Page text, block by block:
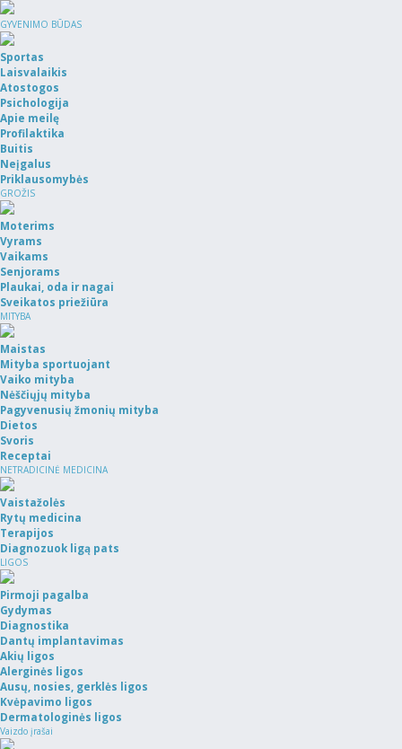
GYVENIMO BŪDAS
Sportas
Laisvalaikis
Atostogos
Psichologija
Apie meilę
Profilaktika
Buitis
Neįgalus
Priklausomybės
GROŽIS
Moterims
Vyrams
Vaikams
Senjorams
Plaukai, oda ir nagai
Sveikatos priežiūra
MITYBA
Maistas
Mityba sportuojant
Vaiko mityba
Nėščiųjų mityba
Pagyvenusių žmonių mityba
Dietos
Svoris
Receptai
NETRADICINĖ MEDICINA
Vaistažolės
Rytų medicina
Terapijos
Diagnozuok ligą pats
LIGOS
Pirmoji pagalba
Gydymas
Diagnostika
Dantų implantavimas
Akių ligos
Alerginės ligos
Ausų, nosies, gerklės ligos
Kvėpavimo ligos
Dermatologinės ligos
Vaizdo įrašai